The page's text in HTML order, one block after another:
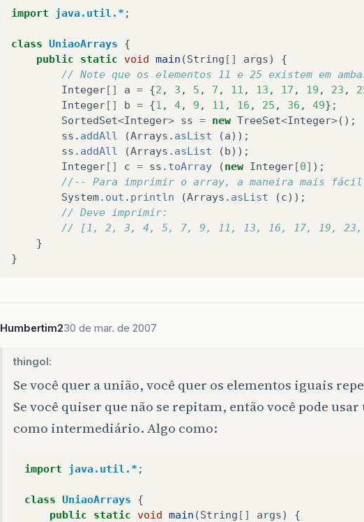
import java.util.* ;
class UniaoArrays
{
public
static void main (String [] args)
{
// Note que os elementos 11 e 25 existem em
Integer[] a = {2 , 3 , 5 , 7 , 11 , 13 , 17 , 19 , 23 ,
Integer[] b = {1 , 4, 9 , 11 , 16 , 25 , 36 , 49};
SortedSet<Integer> ss = new TreeSet<Integer>();
ss . addAll (Arrays . asList (a));
ss . addAll (Arrays . asList (b));
Integer[] c = ss . toArray (new Integer[0] );
//-- Para imprimir o array, a maneira mais
System. out . println (Arrays . asList (c));
// Deve imprimir:
// [1, 2, 3, 4, 5, 7, 9, 11, 13, 16, 17, 19, 23,
}
}
Humbertim230 de mar. de 2007
thingol:
Se você quer a união, você quer os elementos iguais
Se você quiser que não se repitam, então você pode usar
como intermediário. Algo como:
import java.util.* ;
class UniaoArrays
{
public
static void main (String [] args)
{